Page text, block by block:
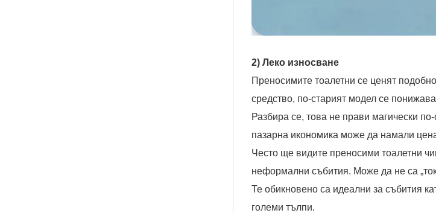
2) Леко износване
Преносимите тоалетни се ценят
средство, по-старият модел се
Разбира се, това не прави магически
пазарна икономика може да намали
Често ще видите преносими тоалетни
неформални събития. Може да не са
Те обикновено са идеални за събития
големи тълпи.